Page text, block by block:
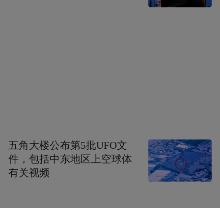
五角大楼公布第5批UFO文
件，包括中东地区上空球体
有关视频